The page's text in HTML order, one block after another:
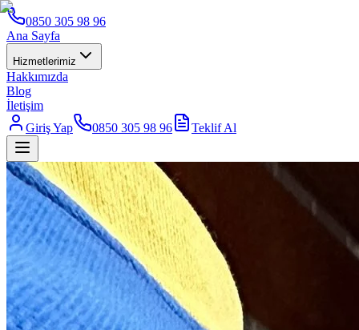
0850 305 98 96
Ana Sayfa
Hizmetlerimiz
Hakkımızda
Blog
İletişim
Giriş Yap
0850 305 98 96 Teklif Al